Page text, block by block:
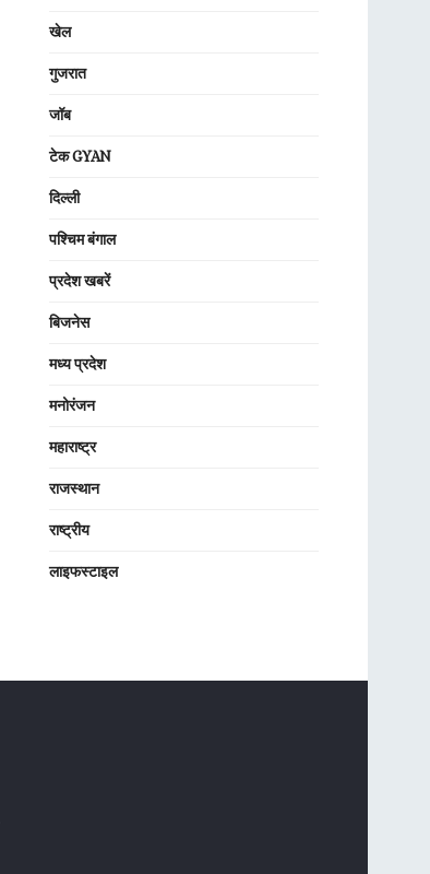
खेल
गुजरात
जॉब
टेक GYAN
दिल्ली
पश्चिम बंगाल
प्रदेश खबरें
बिजनेस
मध्य प्रदेश
मनोरंजन
महाराष्ट्र
राजस्थान
राष्ट्रीय
लाइफस्टाइल